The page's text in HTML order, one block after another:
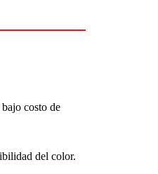
costo de
del color.